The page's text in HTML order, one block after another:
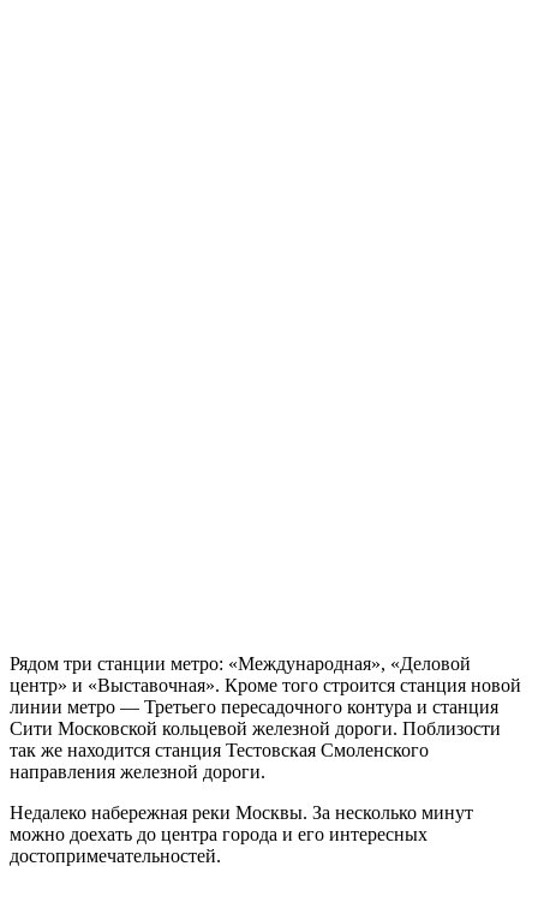
Рядом три станции метро: «Международная», «Деловой
центр» и «Выставочная». Кроме того строится станция новой
линии метро — Третьего пересадочного контура и станция
Сити Московской кольцевой железной дороги. Поблизости
так же находится станция Тестовская Смоленского
направления железной дороги.
Недалеко набережная реки Москвы. За несколько минут
можно доехать до центра города и его интересных
достопримечательностей.